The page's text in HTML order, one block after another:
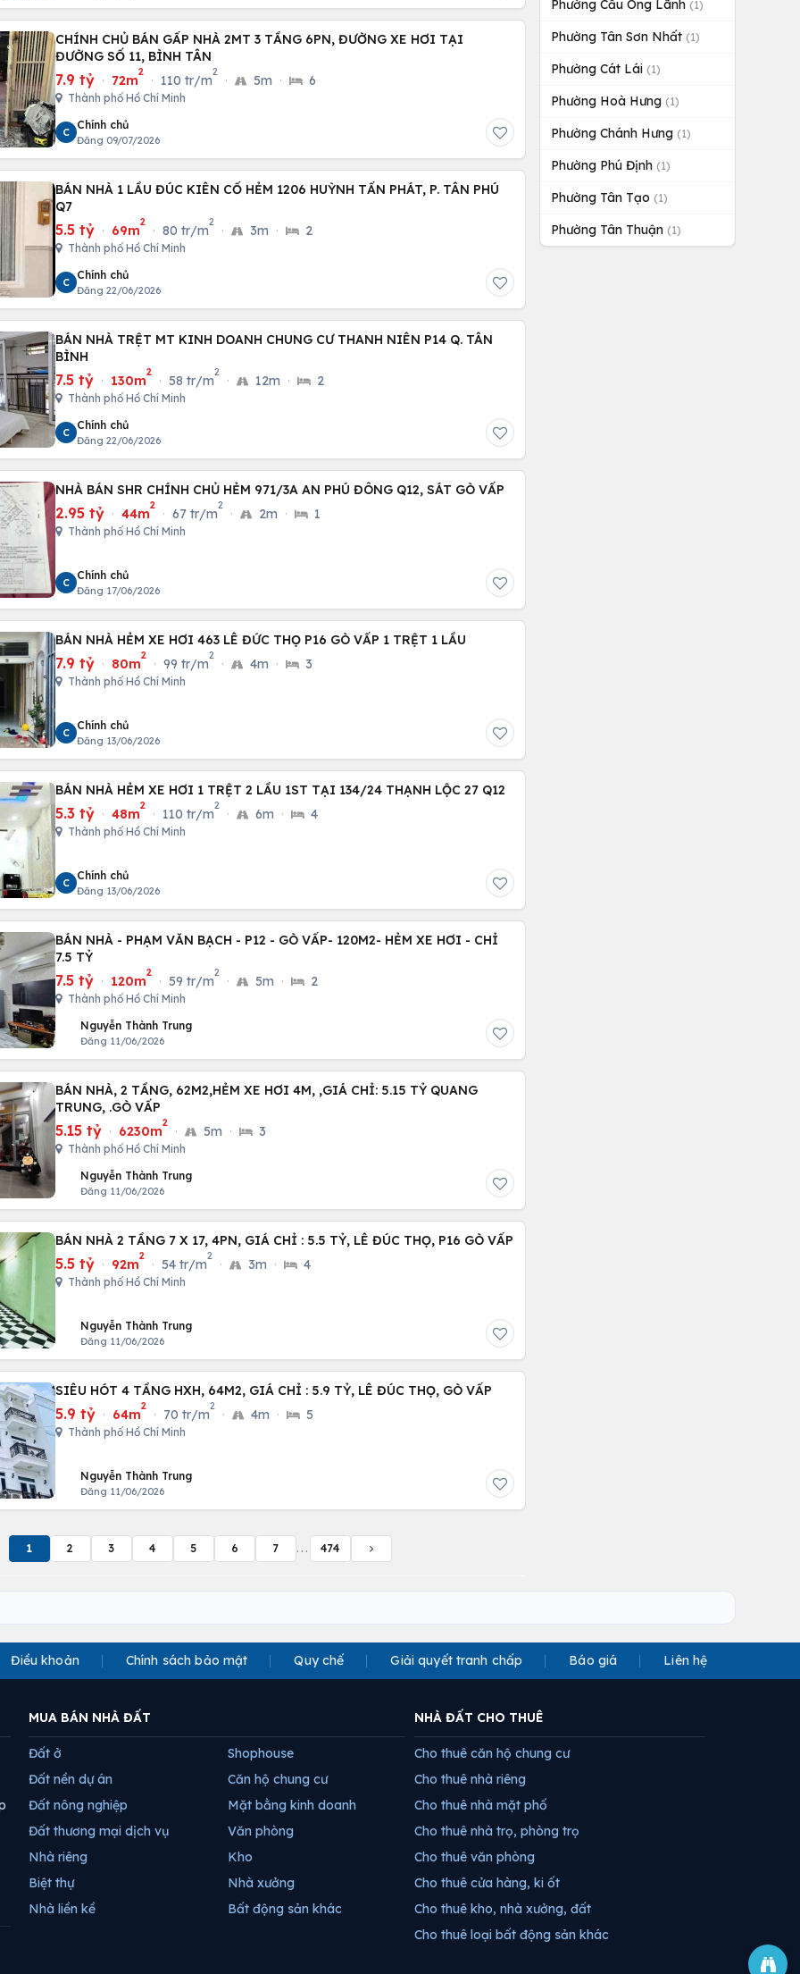
CHÍNH CHỦ BÁN GẤP NHÀ 2MT 3 TẦNG 6PN, ĐƯỜNG XE HƠI TẠI
ĐƯỜNG SỐ 11, BÌNH TÂN
7.9 tỷ · 72m
2
· 110 tr/m
2
· 5m · 6
Thành phố Hồ Chí Minh
C
Chính chủ
Đăng 09/07/2026
BÁN NHÀ 1 LẦU ĐÚC KIÊN CỐ HẺM 1206 HUỲNH TẤN PHÁT, P. TÂN PHÚ
Q7
5.5 tỷ · 69m
2
· 80 tr/m
2
· 3m · 2
Thành phố Hồ Chí Minh
C
Chính chủ
Đăng 22/06/2026
BÁN NHÀ TRỆT MT KINH DOANH CHUNG CƯ THANH NIÊN P14 Q. TÂN
BÌNH
7.5 tỷ · 130m
2
· 58 tr/m
2
· 12m · 2
Thành phố Hồ Chí Minh
C
Chính chủ
Đăng 22/06/2026
NHÀ BÁN SHR CHÍNH CHỦ HẺM 971/3A AN PHÚ ĐÔNG Q12, SÁT GÒ VẤP
2.95 tỷ · 44m
2
· 67 tr/m
2
· 2m · 1
Thành phố Hồ Chí Minh
C
Chính chủ
Đăng 17/06/2026
BÁN NHÀ HẺM XE HƠI 463 LÊ ĐỨC THỌ P16 GÒ VẤP 1 TRỆT 1 LẦU
7.9 tỷ · 80m
2
· 99 tr/m
2
· 4m · 3
Thành phố Hồ Chí Minh
C
Chính chủ
Đăng 13/06/2026
BÁN NHÀ HẺM XE HƠI 1 TRỆT 2 LẦU 1ST TẠI 134/24 THẠNH LỘC 27 Q12
5.3 tỷ · 48m
2
· 110 tr/m
2
· 6m · 4
Thành phố Hồ Chí Minh
C
Chính chủ
Đăng 13/06/2026
BÁN NHÀ - PHẠM VĂN BẠCH - P12 - GÒ VẤP- 120M2- HẺM XE HƠI - CHỈ
7.5 TỶ
7.5 tỷ · 120m
2
· 59 tr/m
2
· 5m · 2
Thành phố Hồ Chí Minh
Nguyễn Thành Trung
Đăng 11/06/2026
BÁN NHÀ, 2 TẦNG, 62M2,HẺM XE HƠI 4M, ,GIÁ CHỈ: 5.15 TỶ QUANG
TRUNG, .GÒ VẤP
5.15 tỷ · 6230m
2
· 5m · 3
Thành phố Hồ Chí Minh
Nguyễn Thành Trung
Đăng 11/06/2026
BÁN NHÀ 2 TẦNG 7 X 17, 4PN, GIÁ CHỈ : 5.5 TỶ, LÊ ĐÚC THỌ, P16 GÒ VẤP
5.5 tỷ · 92m
2
· 54 tr/m
2
· 3m · 4
Thành phố Hồ Chí Minh
Nguyễn Thành Trung
Đăng 11/06/2026
SIÊU HÓT 4 TẦNG HXH, 64M2, GIÁ CHỈ : 5.9 TỶ, LÊ ĐÚC THỌ, GÒ VẤP
5.9 tỷ · 64m
2
· 70 tr/m
2
· 4m · 5
Thành phố Hồ Chí Minh
Nguyễn Thành Trung
Đăng 11/06/2026
1 2 3 4 5 6 7 ... 474
Phường Cầu Ông Lãnh (1)
Phường Tân Sơn Nhất (1)
Phường Cát Lái (1)
Phường Hoà Hưng (1)
Phường Chánh Hưng (1)
Phường Phú Định (1)
Phường Tân Tạo (1)
Phường Tân Thuận (1)
Điều khoản Chính sách bảo mật Quy chế Giải quyết tranh chấp Báo giá Liên hệ
MUA BÁN NHÀ ĐẤT
Đất ở
Đất nền dự án
Đất nông nghiệp
Đất thương mại dịch vụ
Nhà riêng
Biệt thự
Nhà liền kề
Shophouse
Căn hộ chung cư
Mặt bằng kinh doanh
Văn phòng
Kho
Nhà xưởng
Bất động sản khác
NHÀ ĐẤT CHO THUÊ
Cho thuê căn hộ chung cư
Cho thuê nhà riêng
Cho thuê nhà mặt phố
Cho thuê nhà trọ, phòng trọ
Cho thuê văn phòng
Cho thuê cửa hàng, ki ốt
Cho thuê kho, nhà xưởng, đất
Cho thuê loại bất động sản khác